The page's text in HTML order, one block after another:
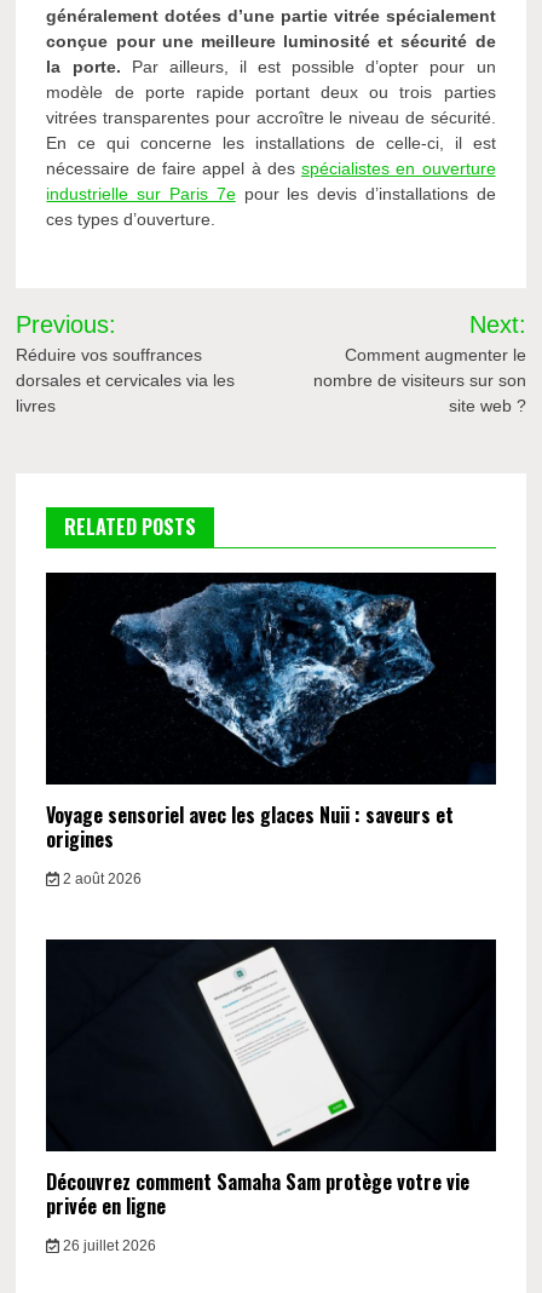
généralement dotées d’une partie vitrée spécialement
conçue pour une meilleure luminosité et sécurité de
la porte. Par ailleurs, il est possible d’opter pour un
modèle de porte rapide portant deux ou trois parties
vitrées transparentes pour accroître le niveau de sécurité.
En ce qui concerne les installations de celle-ci, il est
nécessaire de faire appel à desspécialistes en ouverture
industrielle sur Paris 7epour les devis d’installations de
ces types d’ouverture.
Navigation
de
l’article
Previous:
Réduire vos souffrances
dorsales et cervicales via les
livres
Next:
Comment augmenter le
nombre de visiteurs sur son
site web ?
RELATED POSTS
Voyage sensoriel avec les glaces Nuii : saveurs et
origines
2 août 2026
Découvrez comment Samaha Sam protège votre vie
privée en ligne
26 juillet 2026